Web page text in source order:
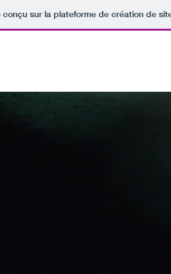
conçu sur la plateforme de création de